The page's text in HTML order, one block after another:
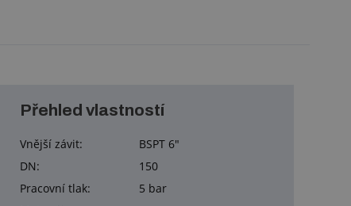
Přehled vlastností
Vnější závit:
BSPT 6"
DN:
150
Pracovní tlak:
5 bar